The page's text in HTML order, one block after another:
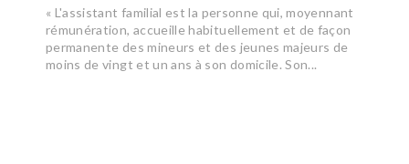
« L'assistant familial est la personne qui, moyennant
rémunération, accueille habituellement et de façon
permanente des mineurs et des jeunes majeurs de
moins de vingt et un ans à son domicile. Son...